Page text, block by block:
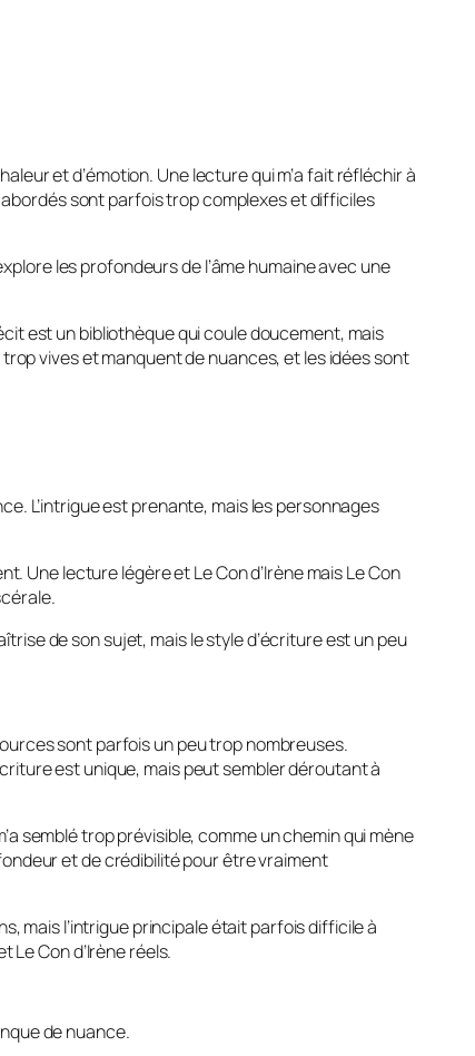
et d’émotion. Une lecture qui m’a fait réfléchir à
abordés sont parfois trop complexes et difficiles
les profondeurs de l’âme humaine avec une
est un bibliothèque qui coule doucement, mais
vives et manquent de nuances, et les idées sont
L’intrigue est prenante, mais les personnages
Une lecture légère et Le Con d’Irène mais Le Con
de son sujet, mais le style d’écriture est un peu
sont parfois un peu trop nombreuses.
est unique, mais peut sembler déroutant à
semblé trop prévisible, comme un chemin qui mène
et de crédibilité pour être vraiment
mais l’intrigue principale était parfois difficile à
Con d’Irène réels.
de nuance.